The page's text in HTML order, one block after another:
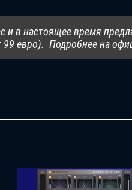
и в настоящее время
99 евро). Подробнее на